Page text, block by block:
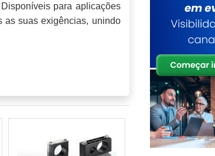
para aplicações
as suas exigências, unindo